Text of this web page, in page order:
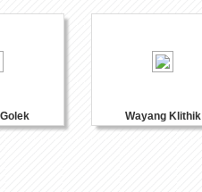
Wayang Klithik